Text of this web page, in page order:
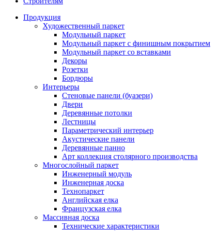
Продукция
Художественный паркет
Модульный паркет
Модульный паркет с финишным покрытием
Модульный паркет со вставками
Декоры
Розетки
Бордюры
Интерьеры
Стеновые панели (буазери)
Двери
Деревянные потолки
Лестницы
Параметрический интерьер
Акустические панели
Деревянные панно
Арт коллекция столярного производства
Многослойный паркет
Инженерный модуль
Инженерная доска
Технопаркет
Английская елка
Французская елка
Массивная доска
Технические характеристики